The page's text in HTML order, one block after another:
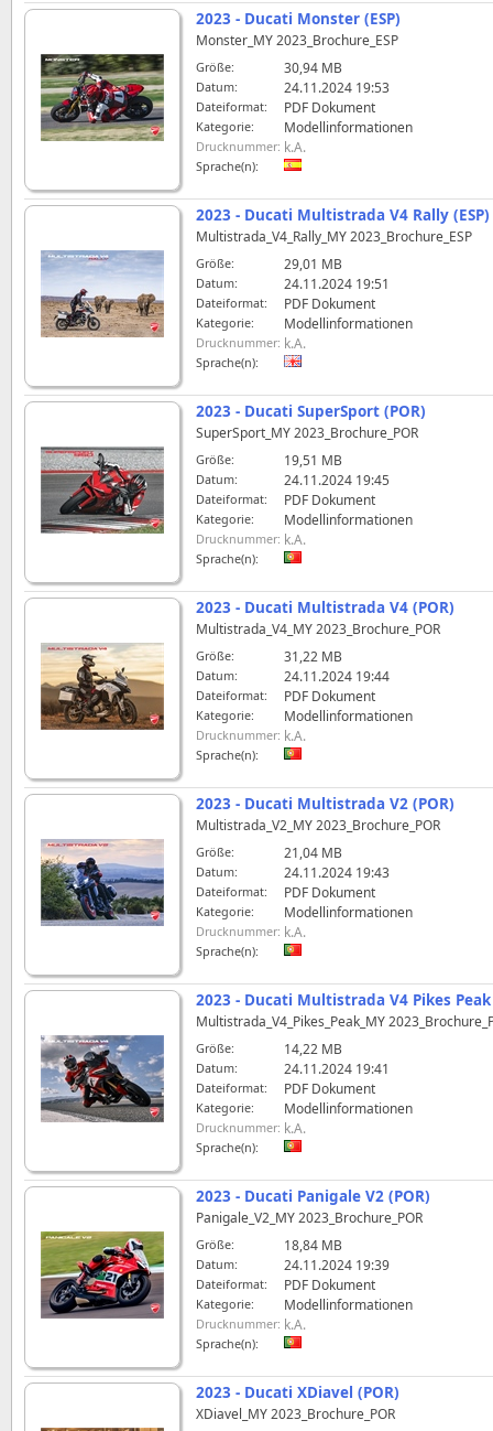
2023 - Ducati Monster (ESP)
Monster_MY 2023_Brochure_ESP
Größe: 30,94 MB
Datum: 24.11.2024 19:53
Dateiformat: PDF Dokument
Kategorie: Modellinformationen
Drucknummer: k.A.
Sprache(n):
2023 - Ducati Multistrada V4 Rally (ESP)
Multistrada_V4_Rally_MY 2023_Brochure_ESP
Größe: 29,01 MB
Datum: 24.11.2024 19:51
Dateiformat: PDF Dokument
Kategorie: Modellinformationen
Drucknummer: k.A.
Sprache(n):
2023 - Ducati SuperSport (POR)
SuperSport_MY 2023_Brochure_POR
Größe: 19,51 MB
Datum: 24.11.2024 19:45
Dateiformat: PDF Dokument
Kategorie: Modellinformationen
Drucknummer: k.A.
Sprache(n):
2023 - Ducati Multistrada V4 (POR)
Multistrada_V4_MY 2023_Brochure_POR
Größe: 31,22 MB
Datum: 24.11.2024 19:44
Dateiformat: PDF Dokument
Kategorie: Modellinformationen
Drucknummer: k.A.
Sprache(n):
2023 - Ducati Multistrada V2 (POR)
Multistrada_V2_MY 2023_Brochure_POR
Größe: 21,04 MB
Datum: 24.11.2024 19:43
Dateiformat: PDF Dokument
Kategorie: Modellinformationen
Drucknummer: k.A.
Sprache(n):
2023 - Ducati Multistrada V4 Pikes Peak
Multistrada_V4_Pikes_Peak_MY
Größe: 14,22 MB
Datum: 24.11.2024 19:41
Dateiformat: PDF Dokument
Kategorie: Modellinformationen
Drucknummer: k.A.
Sprache(n):
2023 - Ducati Panigale V2 (POR)
Panigale_V2_MY 2023_Brochure_POR
Größe: 18,84 MB
Datum: 24.11.2024 19:39
Dateiformat: PDF Dokument
Kategorie: Modellinformationen
Drucknummer: k.A.
Sprache(n):
2023 - Ducati XDiavel (POR)
XDiavel_MY 2023_Brochure_POR